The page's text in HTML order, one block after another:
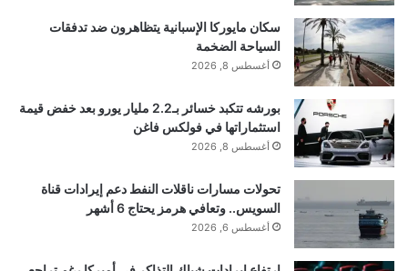
ح
ي
ل
سكان مايوركا الإسبانية يتظاهرون ضد تدفقات
السياحة الضخمة
أغسطس 8, 2026
بورشه تتكبد خسائر بـ2.2 مليار يورو بعد خفض قيمة
استثماراتها في فولكس فاغن
أغسطس 8, 2026
تحولات مسارات ناقلات النفط دعم إيرادات قناة
السويس.. وتعافي هرمز يحتاج 6 أشهر
أغسطس 6, 2026